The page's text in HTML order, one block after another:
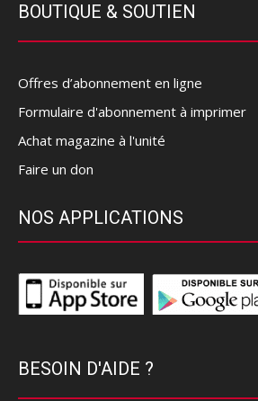
BOUTIQUE & SOUTIEN
Offres d’abonnement en ligne
Formulaire d'abonnement à imprimer
Achat magazine à l'unité
Faire un don
NOS APPLICATIONS
BESOIN D'AIDE ?